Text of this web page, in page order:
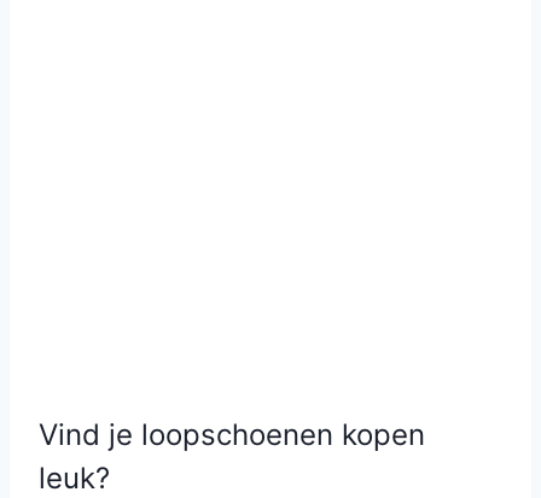
Vind je loopschoenen kopen
leuk?